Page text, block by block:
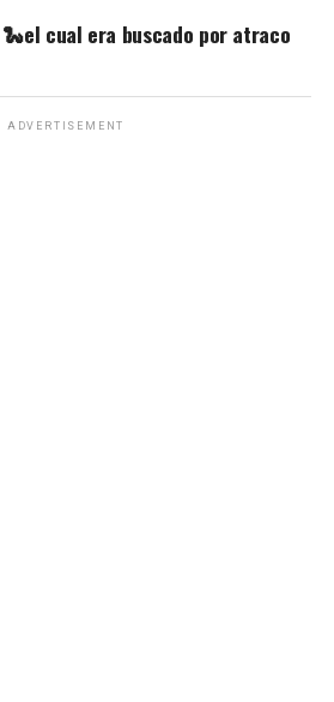
cual era buscado por atraco
ADVERTISEMENT